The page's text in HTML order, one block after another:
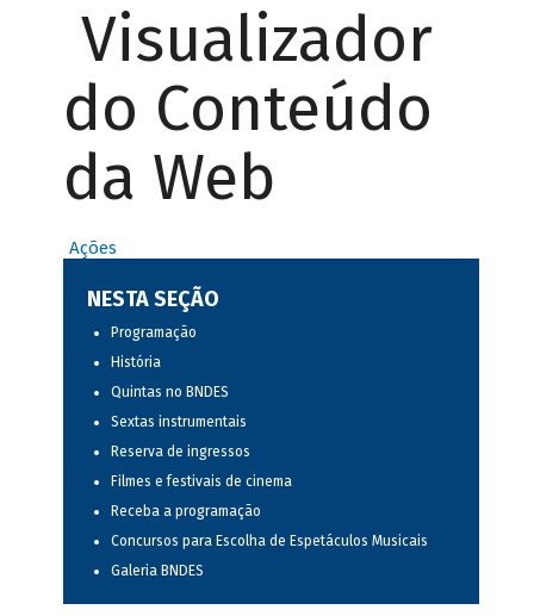
Visualizador
do Conteúdo
da Web
Ações
NESTA SEÇÃO
Programação
História
Quintas no BNDES
Sextas instrumentais
Reserva de ingressos
Filmes e festivais de cinema
Receba a programação
Concursos para Escolha de Espetáculos Musicais
Galeria BNDES